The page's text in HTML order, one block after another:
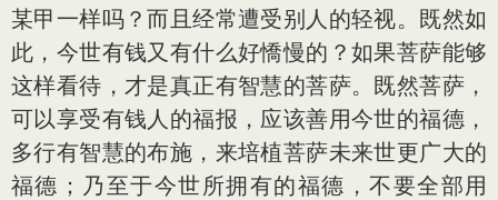
某甲一样吗？而且经常遭受别人的轻视。既然如
此，今世有钱又有什么好憍慢的？如果菩萨能够
这样看待，才是真正有智慧的菩萨。既然菩萨，
可以享受有钱人的福报，应该善用今世的福德，
多行有智慧的布施，来培植菩萨未来世更广大的
福德；乃至于今世所拥有的福德，不要全部用